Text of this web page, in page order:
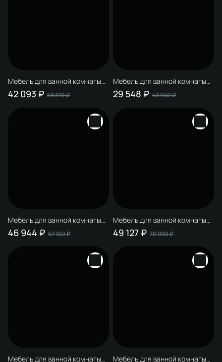
Мебель для ванной комнаты
STWORKI Копенгаген 60 белая
со светло-серой
42 093 ₽ 58 310 ₽
Мебель для ванной комнаты
STWORKI Копенгаген 70
подвесная, белая, зеркало
29 548 ₽ 43 940 ₽
Мебель для ванной комнаты
STWORKI Копенгаген
Копенгаген 80 белая со
раковиной Moduo 50 Square
46 944 ₽ 67 160 ₽
Мебель для ванной комнаты
STWORKI Копенгаген 80 белая
со светлой столешницей, с
49 127 ₽ 70 990 ₽
Мебель для ванной комнаты
Мебель для ванной комнаты